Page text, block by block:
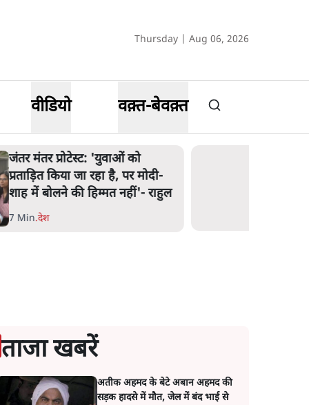
Thursday | Aug 06, 2026
वीडियो वक़्त-बेवक़्त
जंतर मंतर प्रोटेस्ट: 'युवाओं को
प्रताड़ित किया जा रहा है, पर मोदी-
शाह में बोलने की हिम्मत नहीं'- राहुल
7 Min.देश
ताजा खबरें
अतीक अहमद के बेटे अबान अहमद की
सड़क हादसे में मौत, जेल में बंद भाई से